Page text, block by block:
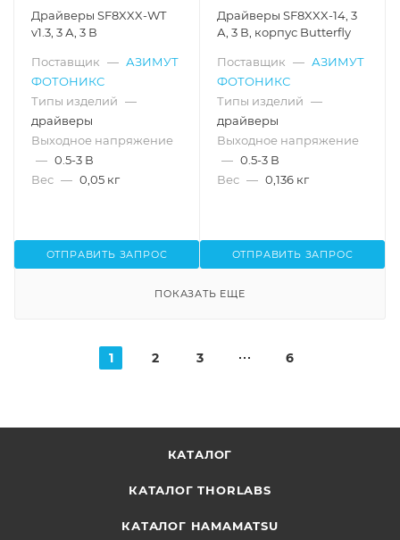
Драйверы SF8XXX-WT
v1.3, 3 А, 3 В
Поставщик — АЗИМУТ
ФОТОНИКС
Типы изделий —
драйверы
Выходное напряжение
— 0.5-3 В
Вес — 0,05 кг
ОТПРАВИТЬ ЗАПРОС
Драйверы SF8XXX-14, 3
А, 3 В, корпус Butterfly
Поставщик — АЗИМУТ
ФОТОНИКС
Типы изделий —
драйверы
Выходное напряжение
— 0.5-3 В
Вес — 0,136 кг
ОТПРАВИТЬ ЗАПРОС
ПОКАЗАТЬ ЕЩЕ
1 2 3 6
КАТАЛОГ
КАТАЛОГ THORLABS
КАТАЛОГ HAMAMATSU